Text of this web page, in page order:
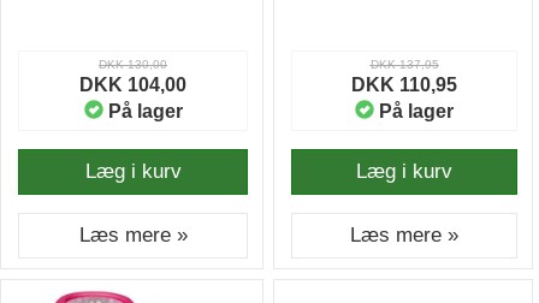
DKK 130,00
DKK 104,00
På lager
Læg i kurv
Læs mere »
DKK 137,95
DKK 110,95
På lager
Læg i kurv
Læs mere »